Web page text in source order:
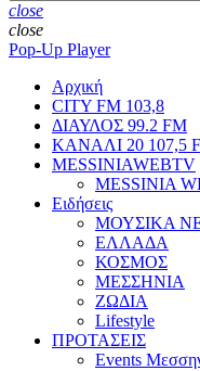
close
close
Pop-Up Player
Αρχική
CITY FM 103,8
ΔΙΑΥΛΟΣ 99.2 FM
ΚΑΝΑΛΙ 20 107,5
MESSINIAWEBTV
MESSINIA
Eιδήσεις
ΜΟΥΣΙΚΑ
ΕΛΛΑΔΑ
ΚΟΣΜΟΣ
ΜΕΣΣΗΝΙΑ
ΖΩΔΙΑ
Lifestyle
ΠΡΟΤΑΣΕΙΣ
Events